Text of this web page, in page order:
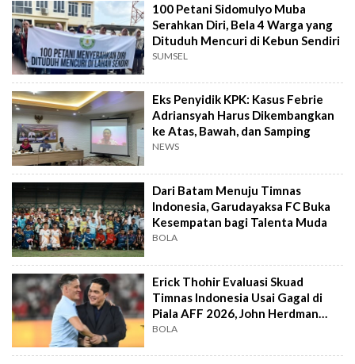
100 Petani Sidomulyo Muba
Serahkan Diri, Bela 4 Warga yang
Dituduh Mencuri di Kebun Sendiri
SUMSEL
Eks Penyidik KPK: Kasus Febrie
Adriansyah Harus Dikembangkan
ke Atas, Bawah, dan Samping
NEWS
Dari Batam Menuju Timnas
Indonesia, Garudayaksa FC Buka
Kesempatan bagi Talenta Muda
BOLA
Erick Thohir Evaluasi Skuad
Timnas Indonesia Usai Gagal di
Piala AFF 2026, John Herdman
Out?
BOLA